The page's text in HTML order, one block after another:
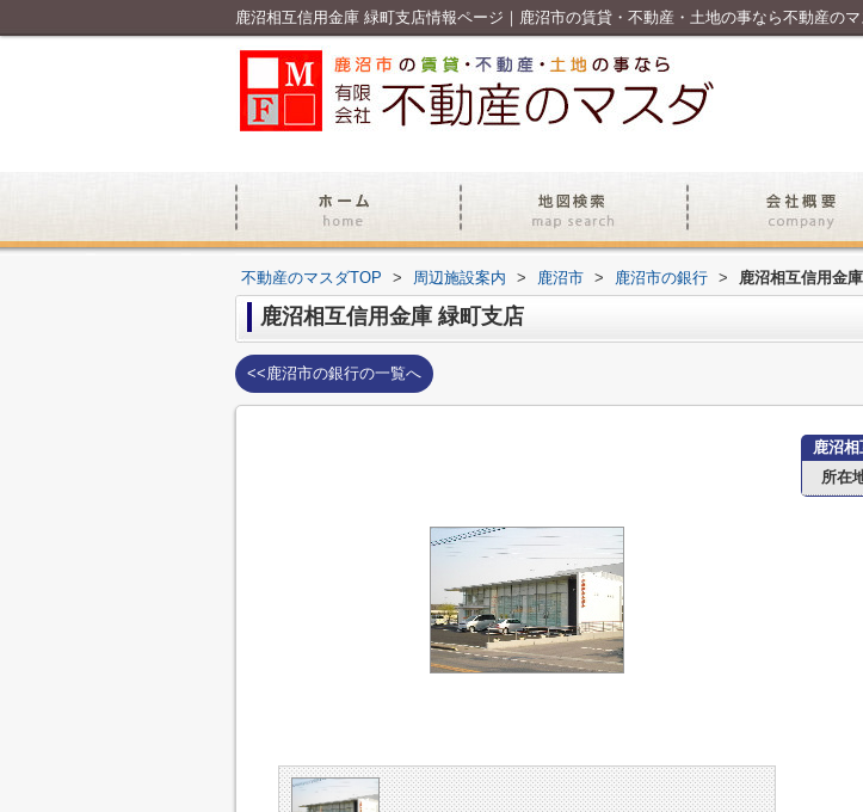
鹿沼相互信用金庫 緑町支店情報ページ｜鹿沼市の賃貸・不動産・土地の事なら不動産の
不動産のマスダTOP > 周辺施設案内 > 鹿沼市 > 鹿沼市の銀行 > 鹿沼相互信用金
鹿沼相互信用金庫 緑町支店
<<鹿沼市の銀行の一覧へ
鹿沼
所在